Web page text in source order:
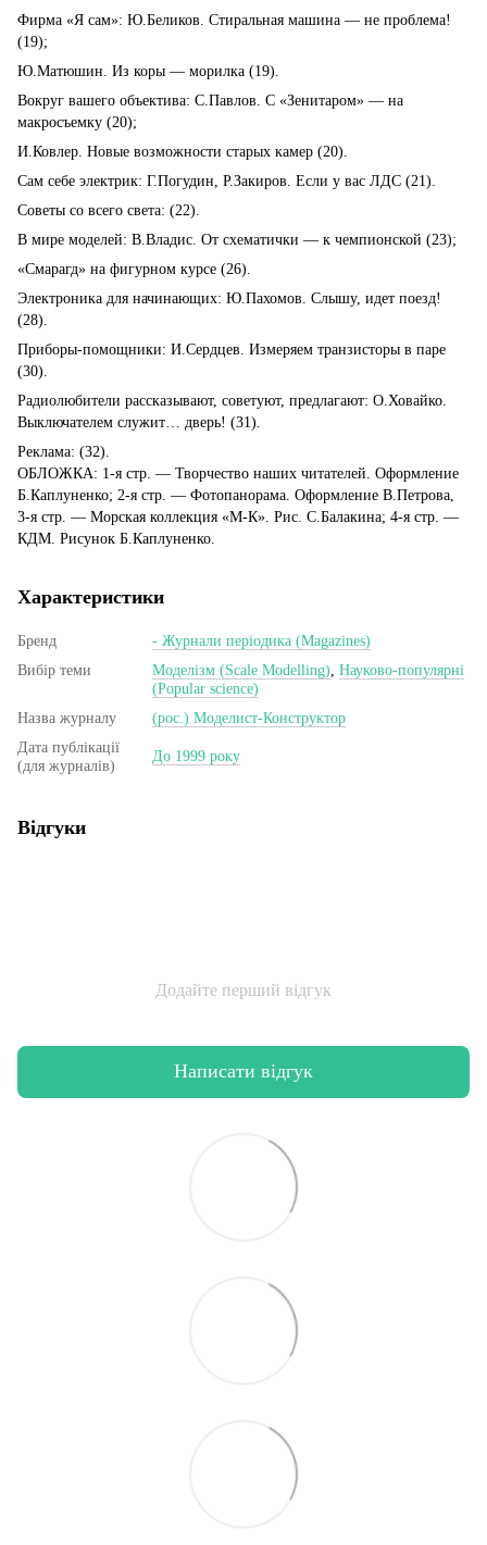
Фирма «Я сам»: Ю.Беликов. Стиральная машина — не проблема!
(19);
Ю.Матюшин. Из коры — морилка (19).
Вокруг вашего объектива: С.Павлов. С «Зенитаром» — на
макросъемку (20);
И.Ковлер. Новые возможности старых камер (20).
Сам себе электрик: Г.Погудин, Р.Закиров. Если у вас ЛДС (21).
Советы со всего света: (22).
В мире моделей: В.Владис. От схематички — к чемпионской (23);
«Смарагд» на фигурном курсе (26).
Электроника для начинающих: Ю.Пахомов. Слышу, идет поезд!
(28).
Приборы-помощники: И.Сердцев. Измеряем транзисторы в паре
(30).
Радиолюбители рассказывают, советуют, предлагают: О.Ховайко.
Выключателем служит… дверь! (31).
Реклама: (32).
ОБЛОЖКА: 1-я стр. — Творчество наших читателей. Оформление
Б.Каплуненко; 2-я стр. — Фотопанорама. Оформление В.Петрова,
3-я стр. — Морская коллекция «М-К». Рис. С.Балакина; 4-я стр. —
КДМ. Рисунок Б.Каплуненко.
Характеристики
Бренд
- Журнали періодика (Magazines)
Вибір теми
Моделізм (Scale Modelling) Науково-популярні
(Popular science)
Назва журналу
(рос.) Моделист-Конструктор
Дата публікації
(для журналів)
До 1999 року
Відгуки
Додайте перший відгук
Написати відгук